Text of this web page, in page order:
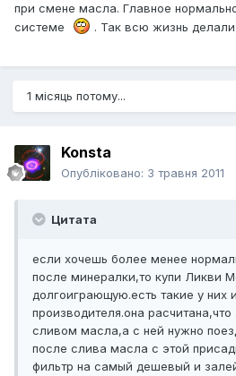
при смене масла. Главное
системе
. Так всю жизнь
1 місяць потому...
Konsta
Опубліковано: 3 травня 2011
Цитата
если хочешь более менее
после минералки,то купи Ликви
долгоиграющую.есть такие у них
производителя.она
сливом масла,а с ней нужно
после слива масла с этой
фильтр на самый дешевый и